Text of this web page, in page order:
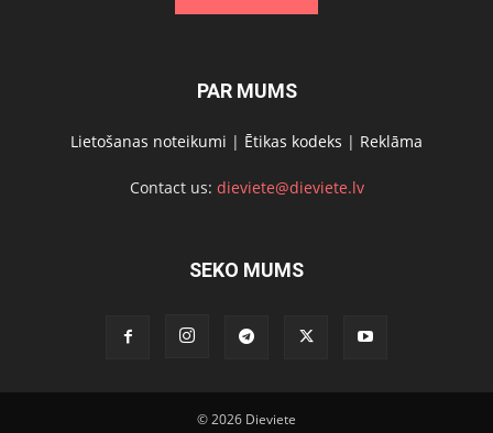
PAR MUMS
Lietošanas noteikumi | Ētikas kodeks | Reklāma
Contact us: dieviete@dieviete.lv
SEKO MUMS
© 2026 Dieviete